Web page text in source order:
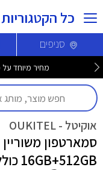
כל הקטגוריות
סניפים
חדש! סמארטפון Nothing Phone (4b) עכשיו לרכישה >>>
אוקיטל - OUKITEL
16GB+512GB כולל מקרן